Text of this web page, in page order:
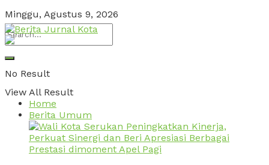
Minggu, Agustus 9, 2026
No Result
View All Result
Home
Berita Umum